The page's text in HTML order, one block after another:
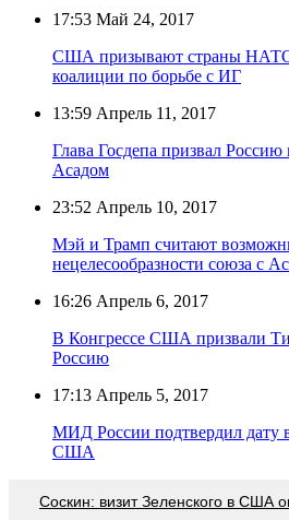
17:53 Май 24, 2017
США призывают страны НАТО
коалиции по борьбе с ИГ
13:59 Апрель 11, 2017
Глава Госдепа призвал
Асадом
23:52 Апрель 10, 2017
Мэй и Трамп считают
нецелесообразности союза с
16:26 Апрель 6, 2017
В Конгрессе США призвали
Россию
17:13 Апрель 5, 2017
МИД России подтвердил дату
США
Соскин: визит Зеленского в США